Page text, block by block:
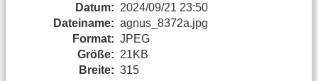
Datum: 2024/09/21 23:50
Dateiname: agnus_8372a.jpg
Format: JPEG
Größe: 21KB
Breite: 315